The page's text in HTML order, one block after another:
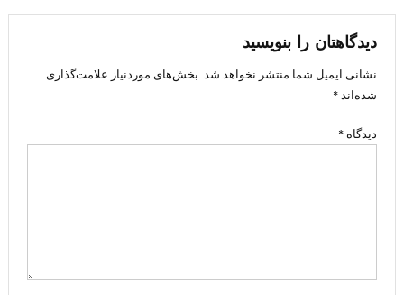
نوشته
دیدگاهتان را بنویسید
نشانی ایمیل شما منتشر نخواهد شد. بخش‌های موردنیاز علامت‌گذاری
شده‌اند*
دیدگاه *